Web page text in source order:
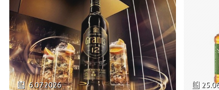
6.07.2026